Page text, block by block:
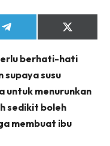
Share
on
Share
on
(Twitter)
berhati-hati
supaya susu
untuk menurunkan
sedikit boleh
membuat ibu